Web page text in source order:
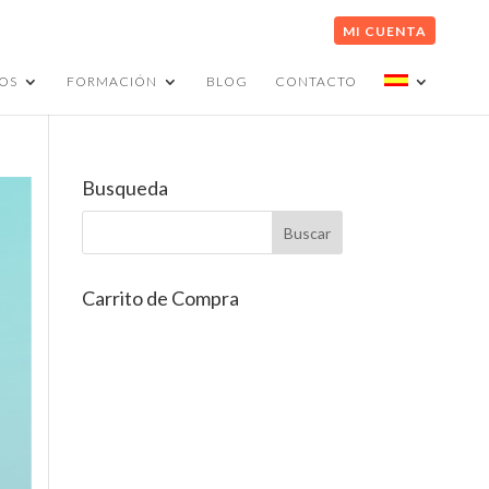
MI CUENTA
FORMACIÓN BLOG CONTACTO
Busqueda
Carrito de Compra